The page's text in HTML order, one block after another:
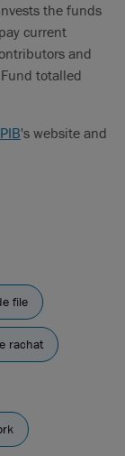
the funds
current
and
totalled
's website and
file
rachat